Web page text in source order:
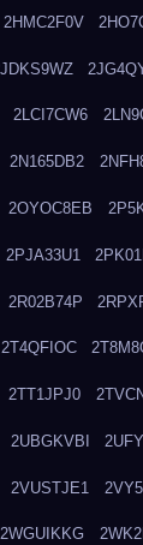
2HMC2F0V
2LCI7CW6
2N165DB2
2OYOC8EB
2PJA33U1
2R02B74P
2T4QFIOC
2TT1JPJ0
2UBGKVBI
2VUSTJE1
2WGUIKKG